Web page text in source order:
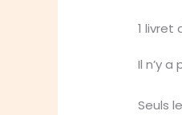
1 livret
Il n’y a
Seuls